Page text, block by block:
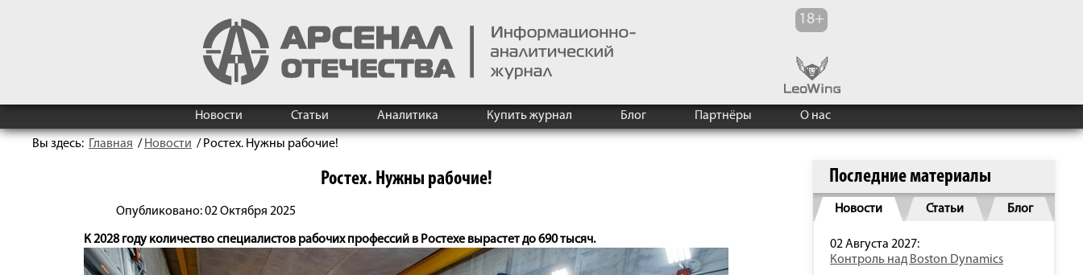
Новости Статьи Аналитика Купить журнал Блог Партнёры О нас
Вы здесь: Главная / Новости / Ростех. Нужны рабочие!
Ростех. Нужны рабочие!
Опубликовано: 02 Октября 2025
К 2028 году количество специалистов рабочих профессий в Ростехе вырастет до 690 тысяч.
Последние материалы
Новости Статьи Блог
02 Августа 2027:
Контроль над Boston Dynamics